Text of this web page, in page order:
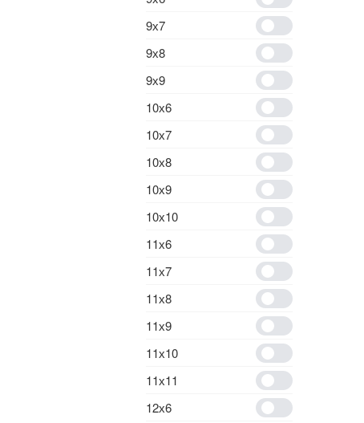
9х7
9х8
9х9
10х6
10х7
10х8
10х9
10х10
11х6
11х7
11х8
11х9
11х10
11х11
12х6